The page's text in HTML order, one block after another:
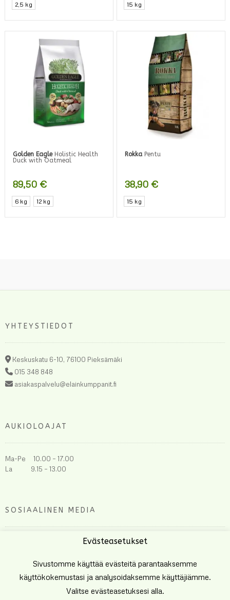
2,5 kg 15 kg
Golden EagleHolistic Health
Duck with Oatmeal
89,50 €
6 kg 12 kg
valinnat
Rokka Pentu
38,90 €
15 kg
YHTEYSTIEDOT
Keskuskatu 6-10, 76100 Pieksämäki
015 348 848
asiakaspalvelu@elainkumppanit.fi
AUKIOLOAJAT
Ma-Pe 10.00 – 17.00
La 9.15 – 13.00
SOSIAALINEN MEDIA
Evästeasetukset
Sivustomme käyttää evästeitä parantaaksemme
käyttökokemustasi ja analysoidaksemme käyttäjiämme.
Valitse evästeasetuksesi alla.